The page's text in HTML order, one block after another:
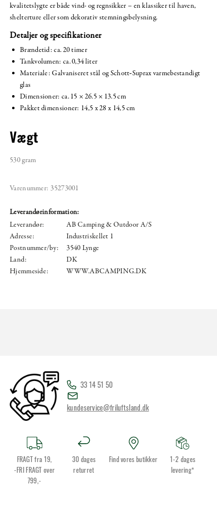
kvalitetslygte er både vind- og regnsikker – en klassiker til haven,
shelterture eller som dekorativ stemningsbelysning.
Detaljer og specifikationer
Brændetid: ca. 20 timer
Tankvolumen: ca. 0,34 liter
Materiale: Galvaniseret stål og Schott‑Suprax varmebestandigt
glas
Dimensioner: ca. 15 × 26.5 × 13.5 cm
Pakket dimensioner: 14,5 x 28 x 14,5 cm
Vægt
530 gram
Varenummer: 35273001
Leverandørinformation:
Leverandør:
AB Camping & Outdoor A/S
Adresse:
Industriskellet 1
Postnummer/by:
3540 Lynge
Land:
DK
Hjemmeside:
WWW.ABCAMPING.DK
33 14 51 50
kundeservice@friluftsland.dk
FRAGT fra 19,
-FRI FRAGT over
799,-
30 dages
returret
Find vores butikker
1-2 dages
levering*